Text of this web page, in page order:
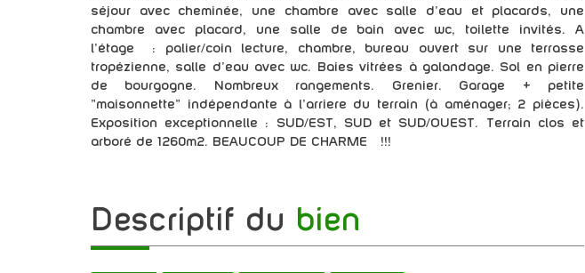
séjour avec cheminée, une chambre avec salle d’eau et placards, une
chambre avec placard, une salle de bain avec wc, toilette invités. A
l’étage : palier/coin lecture, chambre, bureau ouvert sur une terrasse
tropézienne, salle d’eau avec wc. Baies vitrées à galandage. Sol en pierre
de bourgogne. Nombreux rangements. Grenier. Garage + petite
"maisonnette" indépendante à l'arriere du terrain (à aménager; 2 pièces).
Exposition exceptionnelle : SUD/EST, SUD et SUD/OUEST. Terrain clos et
arboré de 1260m2. BEAUCOUP DE CHARME !!!
descriptif du bien